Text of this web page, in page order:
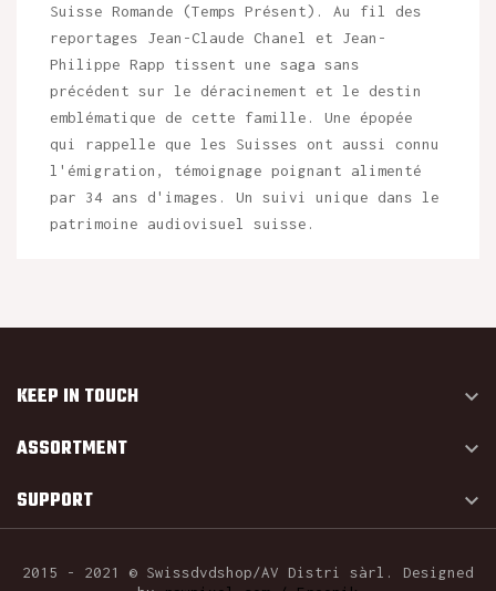
Suisse Romande (Temps Présent). Au fil des
reportages Jean-Claude Chanel et Jean-
Philippe Rapp tissent une saga sans
précédent sur le déracinement et le destin
emblématique de cette famille. Une épopée
qui rappelle que les Suisses ont aussi connu
l'émigration, témoignage poignant alimenté
par 34 ans d'images. Un suivi unique dans le
patrimoine audiovisuel suisse.
KEEP IN TOUCH 
ASSORTMENT 
SUPPORT 
2015 - 2021 © Swissdvdshop/AV Distri sàrl. Designed